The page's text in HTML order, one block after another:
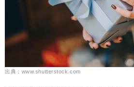
出典：www.shutterstock.com